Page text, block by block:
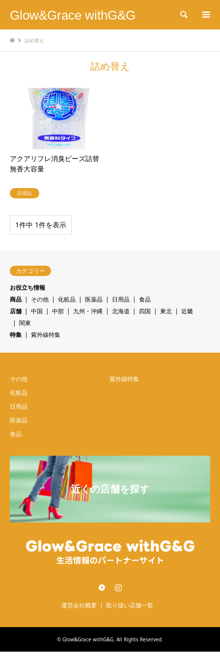
Glow&Grace withG&G 検索
詰め替え
詰め替え
アクアリフレ消臭ビーズ詰替
無香大容量
日用品
1件中 1件を表示
カテゴリー
お役立ち情報
商品
その他 化粧品 医薬品 日用品
食品
店舗
中国 中部 九州・沖縄 北海道 四国 東北
近畿
関東
特集
紫外線特集
その他
化粧品
日用品
医薬品
食品
紫外線特集
近くの店舗を探す
運営会社概要 取り扱い店舗一覧
© Glow&Grace withG&G . All Rights Reserved.